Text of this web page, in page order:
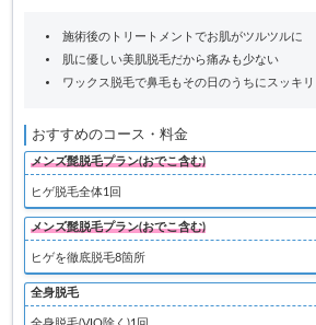
施術後のトリートメントでお肌がツルツルに
肌に優しい美肌脱毛だから痛みも少ない
ワックス脱毛で鼻毛もその日のうちにスッキリ
おすすめのコース・料金
メンズ髭脱毛プラン(おでこ含む)
ヒゲ脱毛全体1回
メンズ髭脱毛プラン(おでこ含む)
ヒゲを徹底脱毛8箇所
全身脱毛